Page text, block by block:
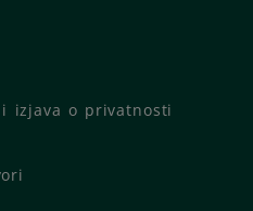
izjava o privatnosti